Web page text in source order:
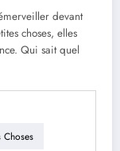
devant
choses, elles
Qui sait quel
Choses